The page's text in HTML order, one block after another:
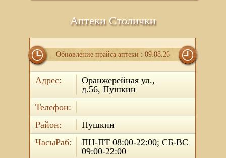
Аптеки Столички
Обновление прайса аптеки : 09.08.26
Адрес:
Оранжерейная ул.,
д.56, Пушкин
Телефон:
Район:
Пушкин
ЧасыРаб:
ПН-ПТ 08:00-22:00; СБ-ВС
09:00-22:00